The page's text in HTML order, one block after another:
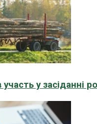
у засіданні